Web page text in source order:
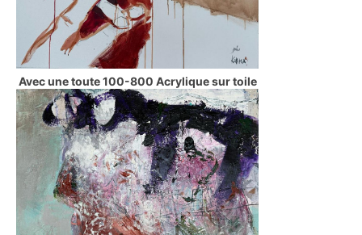
Avec une toute 100-800 Acrylique sur toile